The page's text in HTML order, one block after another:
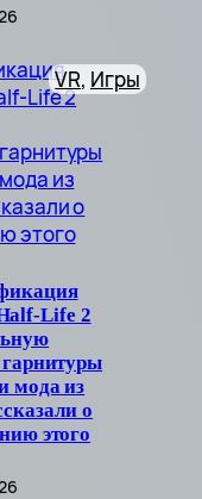
Life 2
мода из
о
этого
VR, Игры